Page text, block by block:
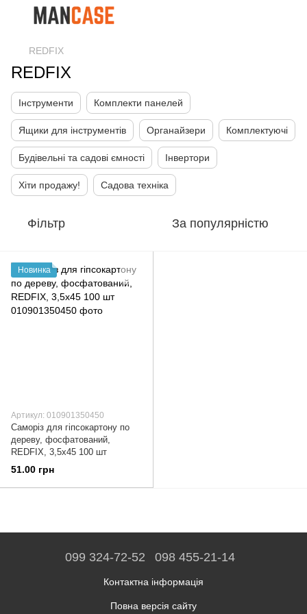
REDFIX
REDFIX
Інструменти Комплекти панелей
Ящики для інструментів Органайзери Комплектуючі
Будівельні та садові ємності Інвертори
Хіти продажу! Садова техніка
Фільтр За популярністю
Новинка
Артикул: 010901350450
Саморіз для гiпсокартону по
дереву, фосфатований,
REDFIX, 3,5x45 100 шт
51.00 грн
099 324-72-52 098 455-21-14
Контактна інформація
Повна версія сайту